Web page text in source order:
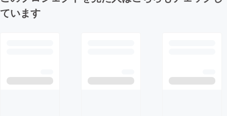
ています